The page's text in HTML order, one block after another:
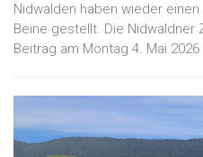
Nidwalden haben wieder
Beine gestellt. Die Nidwaldner
Beitrag am Montag 4. Mai